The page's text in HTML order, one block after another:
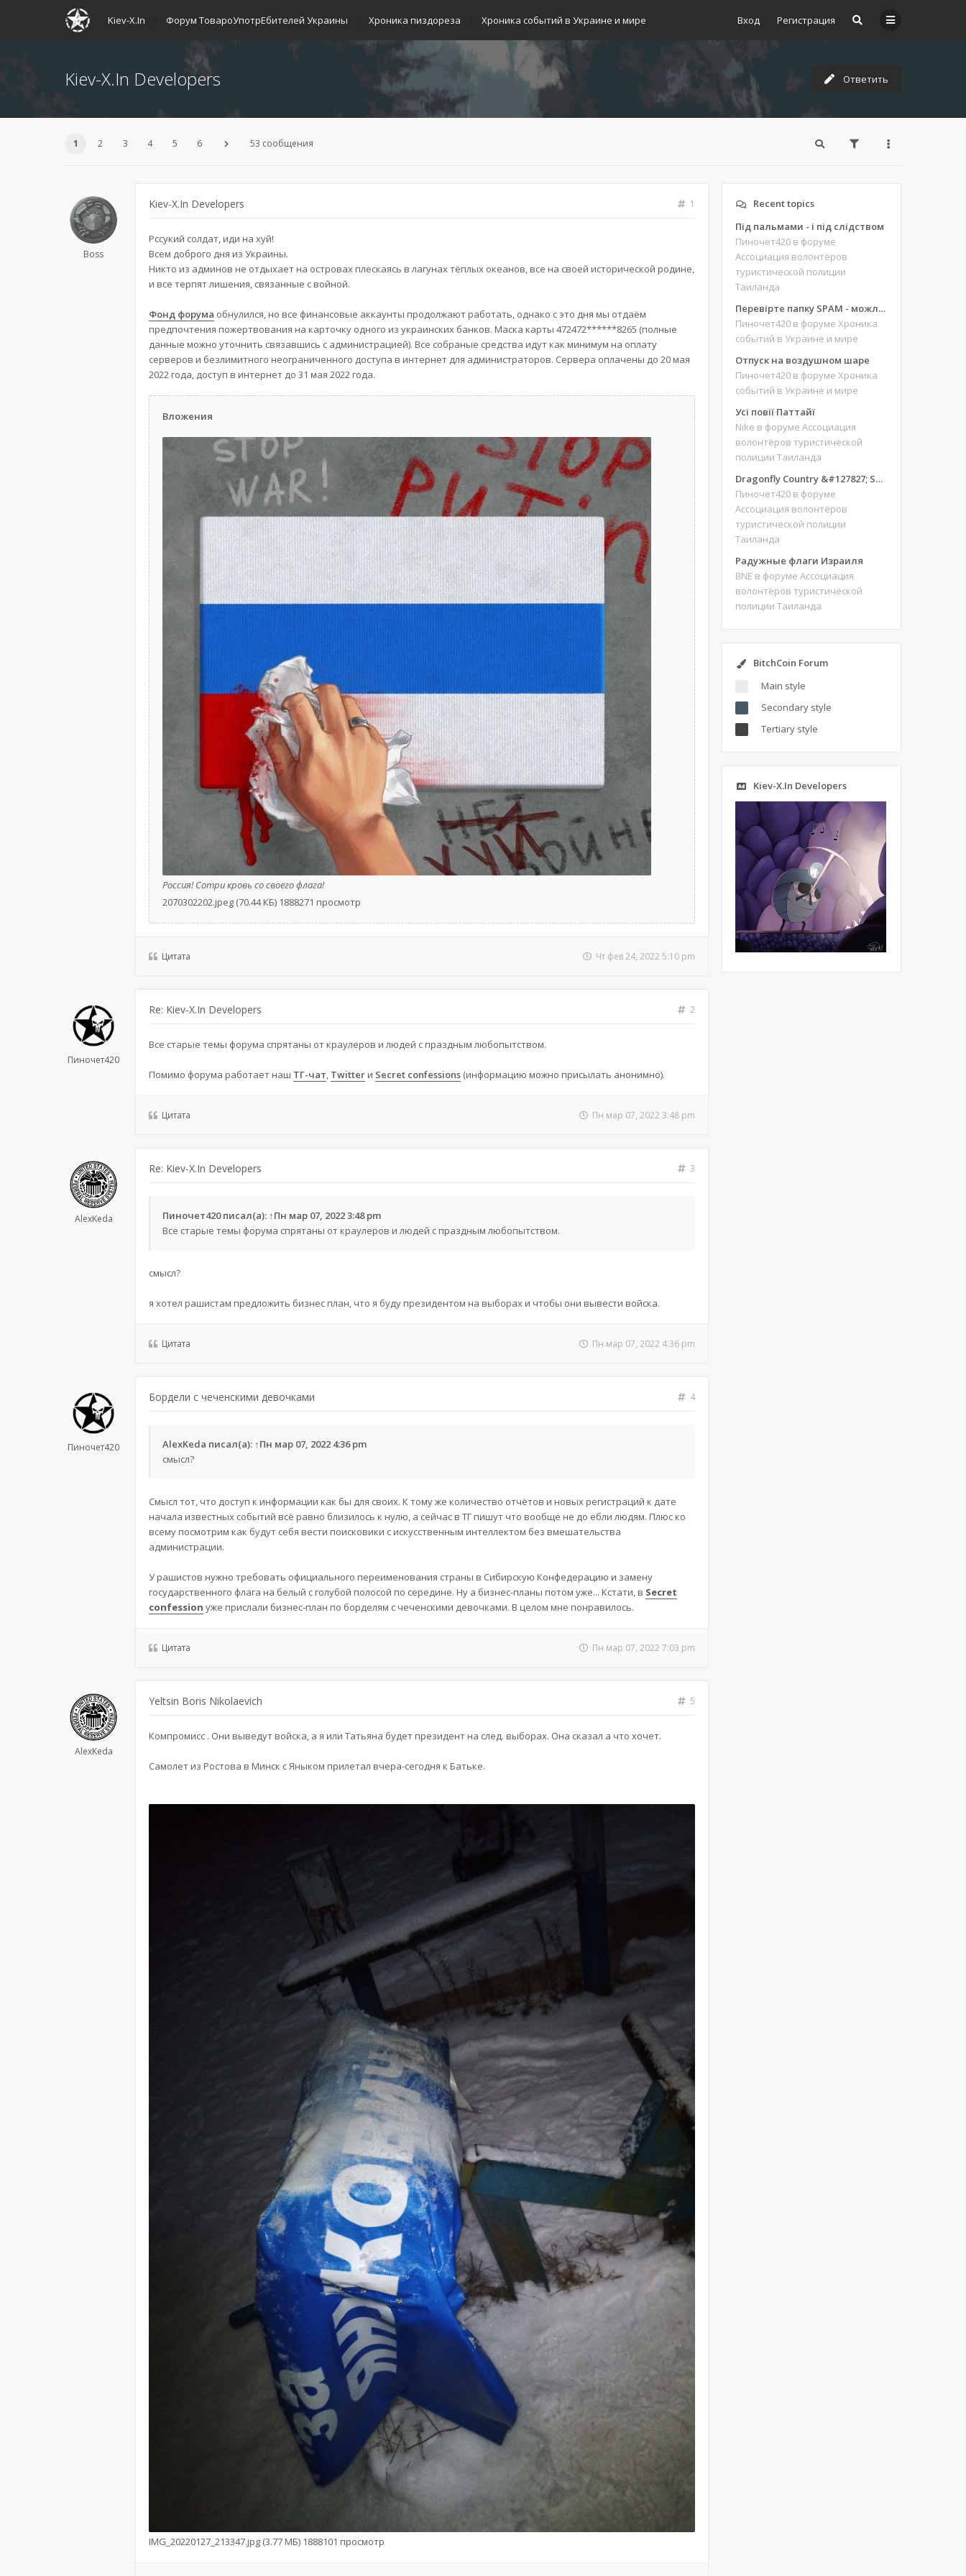
Вход Регистрация
Kiev-X.In Форум ТовароУпотрЕбителей Украины Хроника пиздореза Хроника событий в Украине и мире
Kiev-X.In Developers Ответить
1 2 3 4 5 6 53 сообщения
Boss
Kiev-X.In Developers 1
Рссукий солдат, иди на хуй!
Всем доброго дня из Украины.
Никто из админов не отдыхает на островах плескаясь в лагунах тёплых океанов, все на своей исторической родине,
и все терпят лишения, связанные с войной.
Фонд форума обнулился, но все финансовые аккаунты продолжают работать, однако с это дня мы отдаём
предпочтения пожертвования на карточку одного из украинских банков. Маска карты 472472******8265 (полные
данные можно уточнить связавшись с администрацией). Все собраные средства идут как минимум на оплату
серверов и безлимитного неограниченного доступа в интернет для администраторов. Сервера оплачены до 20 мая
2022 года, доступ в интернет до 31 мая 2022 года.
Вложения
Россия! Сотри кровь со своего флага!
2070302202.jpeg (70.44 КБ) 1888271 просмотр
Цитата Чт фев 24, 2022 5:10 pm
Пиночет420
Re: Kiev-X.In Developers 2
Все старые темы форума спрятаны от краулеров и людей с праздным любопытством.
Помимо форума работает наш ТГ-чат, Twitter и Secret confessions (информацию можно присылать анонимно).
Цитата Пн мар 07, 2022 3:48 pm
AlexKeda
Re: Kiev-X.In Developers 3
Пиночет420писал(а): ↑Пн мар 07, 2022 3:48 pm
Все старые темы форума спрятаны от краулеров и людей с праздным любопытством.
смысл?
я хотел рашистам предложить бизнес план, что я буду президентом на выборах и чтобы они вывести войска.
Цитата Пн мар 07, 2022 4:36 pm
Пиночет420
Бордели с чеченскими девочками 4
AlexKeda писал(а): ↑Пн мар 07, 2022 4:36 pm
смысл?
Смысл тот, что доступ к информации как бы для своих. К тому же количество отчётов и новых регистраций к дате
начала известных событий всё равно близилось к нулю, а сейчас в ТГ пишут что вообще не до ебли людям. Плюс ко
всему посмотрим как будут себя вести поисковики с искусственным интеллектом без вмешательства
администрации.
У рашистов нужно требовать официального переименования страны в Сибирскую Конфедерацию и замену
государственного флага на белый с голубой полосой по середине. Ну а бизнес-планы потом уже... Кстати, в Secret
confession уже прислали бизнес-план по борделям с чеченскими девочками. В целом мне понравилось.
Цитата Пн мар 07, 2022 7:03 pm
AlexKeda
Yeltsin Boris Nikolaevich 5
Компромисс . Они выведут войска, а я или Татьяна будет президент на след. выборах. Она сказал а что хочет.
Самолет из Ростова в Минск с Яныком прилетал вчера-сегодня к Батьке.
IMG_20220127_213347.jpg (3.77 МБ) 1888101 просмотр
Recent topics
Під пальмами - і під слідством
Пиночет420 в форуме
Ассоциация волонтёров
туристической полиции
Таиланда
Перевірте папку SPAM - можливо, ви щось пропустили
Пиночет420 в форуме Хроника
событий в Украине и мире
Отпуск на воздушном шаре
Пиночет420 в форуме Хроника
событий в Украине и мире
Усі повії Паттайї
Nike в форуме Ассоциация
волонтёров туристической
полиции Таиланда
Dragonfly Country &#127827; Save our site &#127775;&#127769;
Пиночет420 в форуме
Ассоциация волонтёров
туристической полиции
Таиланда
Радужные флаги Израиля
BNE в форуме Ассоциация
волонтёров туристической
полиции Таиланда
BitchCoin Forum
Main style
Secondary style
Tertiary style
Kiev-X.In Developers